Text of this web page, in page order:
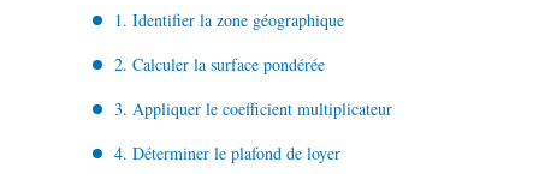
1. Identifier la zone géographique
2. Calculer la surface pondérée
3. Appliquer le coefficient multiplicateur
4. Déterminer le plafond de loyer